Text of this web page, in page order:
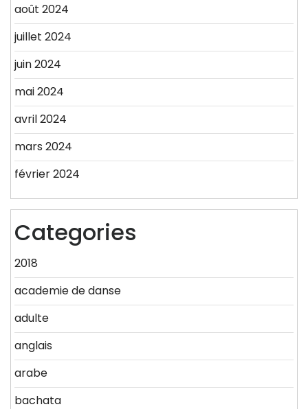
août 2024
juillet 2024
juin 2024
mai 2024
avril 2024
mars 2024
février 2024
Categories
2018
academie de danse
adulte
anglais
arabe
bachata